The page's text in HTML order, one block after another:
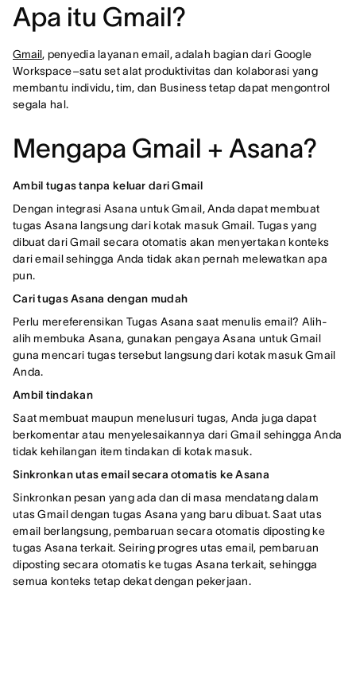
Apa itu Gmail?
Gmail, penyedia layanan email, adalah bagian dari Google
Workspace–satu set alat produktivitas dan kolaborasi yang
membantu individu, tim, dan Business tetap dapat mengontrol
segala hal.
Mengapa Gmail + Asana?
Ambil tugas tanpa keluar dari Gmail
Dengan integrasi Asana untuk Gmail, Anda dapat membuat
tugas Asana langsung dari kotak masuk Gmail. Tugas yang
dibuat dari Gmail secara otomatis akan menyertakan konteks
dari email sehingga Anda tidak akan pernah melewatkan apa
pun.
Cari tugas Asana dengan mudah
Perlu mereferensikan Tugas Asana saat menulis email? Alih-
alih membuka Asana, gunakan pengaya Asana untuk Gmail
guna mencari tugas tersebut langsung dari kotak masuk Gmail
Anda.
Ambil tindakan
Saat membuat maupun menelusuri tugas, Anda juga dapat
berkomentar atau menyelesaikannya dari Gmail sehingga Anda
tidak kehilangan item tindakan di kotak masuk.
Sinkronkan utas email secara otomatis ke Asana
Sinkronkan pesan yang ada dan di masa mendatang dalam
utas Gmail dengan tugas Asana yang baru dibuat. Saat utas
email berlangsung, pembaruan secara otomatis diposting ke
tugas Asana terkait. Seiring progres utas email, pembaruan
diposting secara otomatis ke tugas Asana terkait, sehingga
semua konteks tetap dekat dengan pekerjaan.